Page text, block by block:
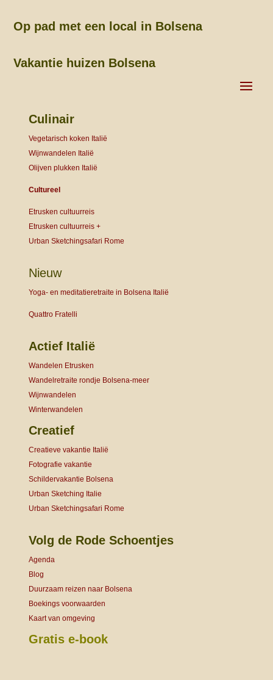
Op pad met een local in Bolsena
Vakantie huizen Bolsena
Culinair
Vegetarisch koken Italië
Wijnwandelen Italië
Olijven plukken Italië
Cultureel
Etrusken cultuurreis
Etrusken cultuurreis +
Urban Sketchingsafari Rome
Nieuw
Yoga- en meditatieretraite in Bolsena Italië
Quattro Fratelli
Actief Italië
Wandelen Etrusken
Wandelretraite rondje Bolsena-meer
Wijnwandelen
Winterwandelen
Creatief
Creatieve vakantie Italië
Fotografie vakantie
Schildervakantie Bolsena
Urban Sketching Italie
Urban Sketchingsafari Rome
Volg de Rode Schoentjes
Agenda
Blog
Duurzaam reizen naar Bolsena
Boekings voorwaarden
Kaart van omgeving
Gratis e-book